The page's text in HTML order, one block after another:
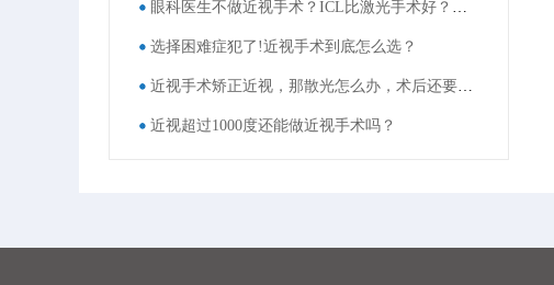
眼科医生不做近视手术？ICL比激光手术好？这些近视手术谣言，别再信了！
选择困难症犯了!近视手术到底怎么选？
近视手术矫正近视，那散光怎么办，术后还要戴眼镜吗？
近视超过1000度还能做近视手术吗？